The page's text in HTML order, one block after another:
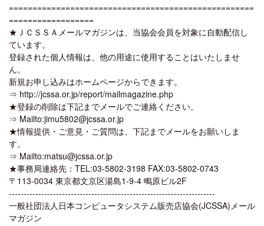
====================================================
==================
★ＪＣＳＳＡメールマガジンは、当協会会員を対象に自動配信し
ています。
登録された個人情報は、他の用途に使用することはいたしませ
ん。
新規お申し込みはホームページからできます。
⇒ http://jcssa.or.jp/report/mailmagazine.php
★登録の削除は下記までメールでご連絡ください。
⇒ Mailto:jimu5802@jcssa.or.jp
★情報提供・ご意見・ご質問は、下記までメールをお願いしま
す。
⇒ Mailto:matsu@jcssa.or.jp
★事務局連絡先：TEL:03-5802-3198 FAX:03-5802-0743
〒113-0034 東京都文京区湯島1-9-4 鴫原ビル2F
----------------------------------------------------------------------
一般社団法人日本コンピュータシステム販売店協会(JCSSA)メール
マガジン